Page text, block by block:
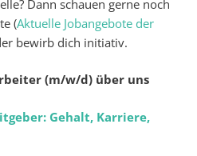
Dann schauen gerne noch
(Aktuelle Jobangebote der
bewirb dich initiativ.
(m/w/d) über uns
Gehalt, Karriere,